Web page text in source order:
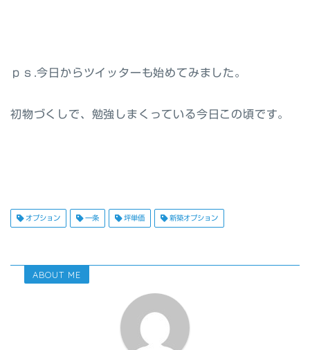
ｐｓ.今日からツイッターも始めてみました。
初物づくしで、勉強しまくっている今日この頃です。
オプション 一条 坪単価 新築オプション
ABOUT ME